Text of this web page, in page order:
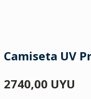
Camiseta UV
2740,00 UYU